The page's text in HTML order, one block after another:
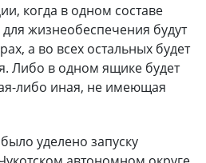
когда в одном составе
жизнеобеспечения будут
а во всех остальных будет
Либо в одном ящике будет
либо иная, не имеющая
уделено запуску